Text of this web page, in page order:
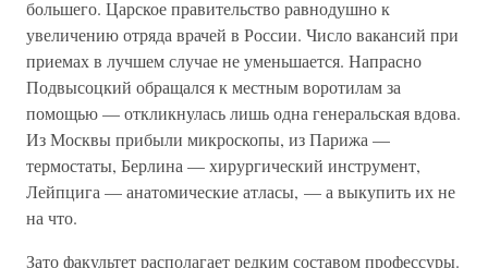
большего. Царское правительство равнодушно к
увеличению отряда врачей в России. Число вакансий при
приемах в лучшем случае не уменьшается. Напрасно
Подвысоцкий обращался к местным воротилам за
помощью — откликнулась лишь одна генеральская вдова.
Из Москвы прибыли микроскопы, из Парижа —
термостаты, Берлина — хирургический инструмент,
Лейпцига — анатомические атласы, — а выкупить их не
на что.
Зато факультет располагает редким составом профессуры.